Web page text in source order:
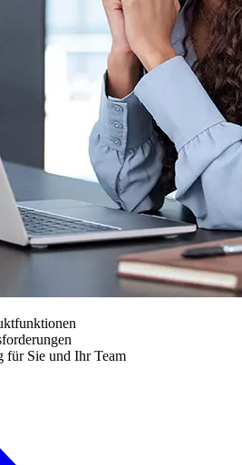
für Sie und Ihr Team